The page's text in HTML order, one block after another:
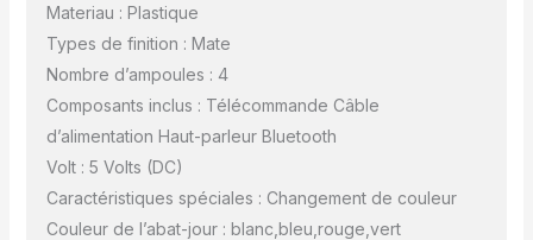
Materiau : Plastique
Types de finition : Mate
Nombre d’ampoules : 4
Composants inclus : Télécommande Câble
d’alimentation Haut-parleur Bluetooth
Volt : 5 Volts (DC)
Caractéristiques spéciales : Changement de couleur
Couleur de l’abat-jour : blanc,bleu,rouge,vert